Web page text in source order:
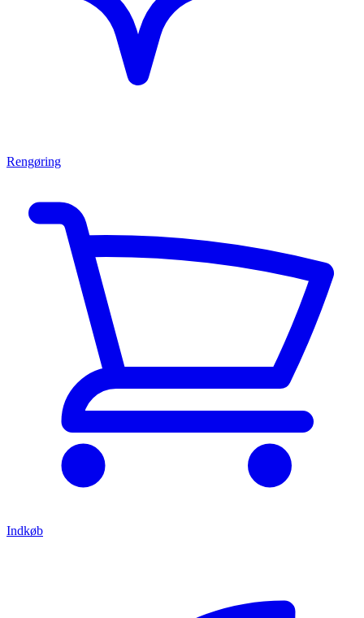
Rengøring
Indkøb